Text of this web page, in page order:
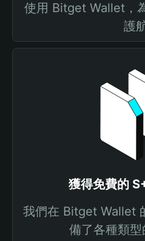
使用 Bitget Wallet，
護
獲得免費的
我們在 Bitget Wallet
備了各種類